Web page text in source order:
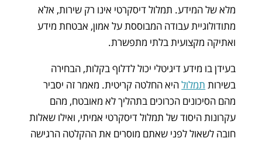
מלא של המידע. תמלול דיסקרטי אינו רק שירות, אלא
מתודולוגיית עבודה המבוססת על אמון, אבטחת מידע
ואתיקה מקצועית בלתי מתפשרת.
בעידן בו מידע דיגיטלי יכול לדלוף בקלות, הבחירה
בשירות תמלולהיא החלטה קריטית. מאמר זה יסביר
מהם הסיכונים הכרוכים בתהליך לא מאובטח, מהם
עקרונות היסוד של תמלול דיסקרטי אמיתי, ואילו שאלות
חובה לשאול לפני שאתם מוסרים את ההקלטה הרגישה